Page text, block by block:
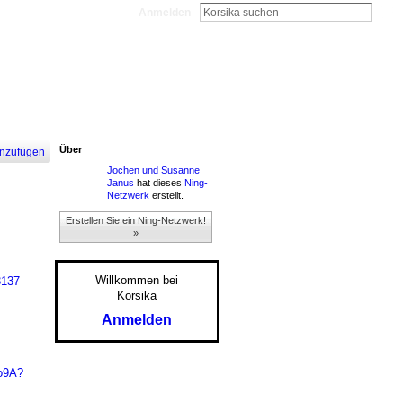
Über
Jochen und Susanne
Janus hat dieses Ning-
Netzwerk erstellt.
Erstellen Sie ein Ning-Netzwerk!
»
Willkommen bei
Korsika
Anmelden